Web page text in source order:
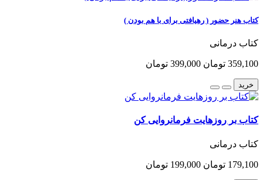
کتاب هنر حضور ( رهیافتی برای با هم بودن )
کتاب درمانی
359,100 تومان 399,000 تومان
خرید
کتاب بر روزهایت فرمانروایی کن
کتاب درمانی
179,100 تومان 199,000 تومان